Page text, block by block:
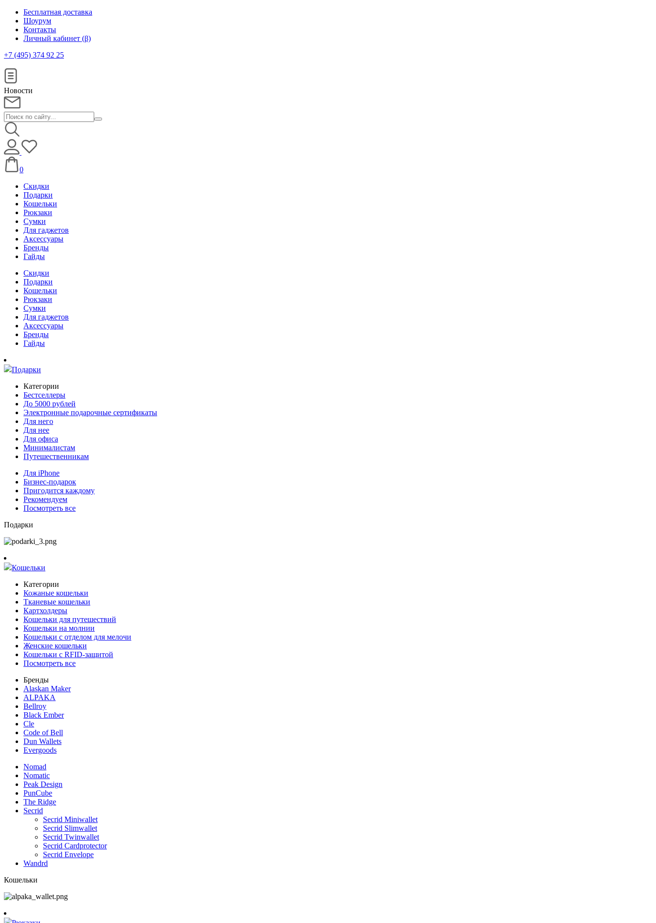
Бесплатная доставка
Шоурум
Контакты
Личный кабинет (β)
+7 (495) 374 92 25
Новости
0
Скидки
Подарки
Кошельки
Рюкзаки
Сумки
Для гаджетов
Аксессуары
Бренды
Гайды
Скидки
Подарки
Кошельки
Рюкзаки
Сумки
Для гаджетов
Аксессуары
Бренды
Гайды
Подарки
Категории
Бестселлеры
До 5000 рублей
Электронные подарочные сертификаты
Для него
Для нее
Для офиса
Минималистам
Путешественникам
Для iPhone
Бизнес-подарок
Пригодится каждому
Рекомендуем
Посмотреть все
Подарки
Кошельки
Категории
Кожаные кошельки
Тканевые кошельки
Картхолдеры
Кошельки для путешествий
Кошельки на молнии
Кошельки с отделом для мелочи
Женские кошельки
Кошельки с RFID-защитой
Посмотреть все
Бренды
Alaskan Maker
ALPAKA
Bellroy
Black Ember
Cle
Code of Bell
Dun Wallets
Evergoods
Nomad
Nomatic
Peak Design
PunCube
The Ridge
Secrid
Secrid Miniwallet
Secrid Slimwallet
Secrid Twinwallet
Secrid Cardprotector
Secrid Envelope
Wandrd
Кошельки